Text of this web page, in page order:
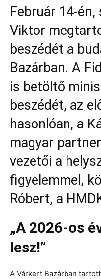
Február 14-én,
Viktor
beszédét a
Bazárban. A
is betöltő
beszédét, az
hasonlóan, a
magyar
vezetői a
figyelemmel,
Róbert, a
„A 2026-os
lesz!”
A Várkert Bazárban